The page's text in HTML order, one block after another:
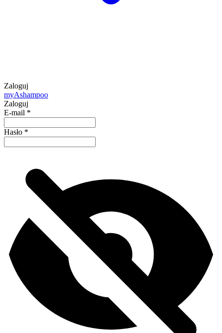
Zaloguj
myAshampoo
Zaloguj
E-mail *
Hasło *